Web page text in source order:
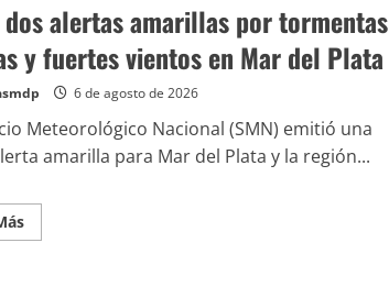
dos alertas amarillas por tormentas
y fuertes vientos en Mar del Plata
6 de agosto de 2026
Meteorológico Nacional (SMN) emitió una
amarilla para Mar del Plata y la región...